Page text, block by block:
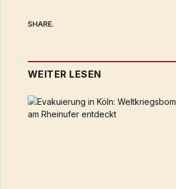
SHARE.
WEITER LESEN